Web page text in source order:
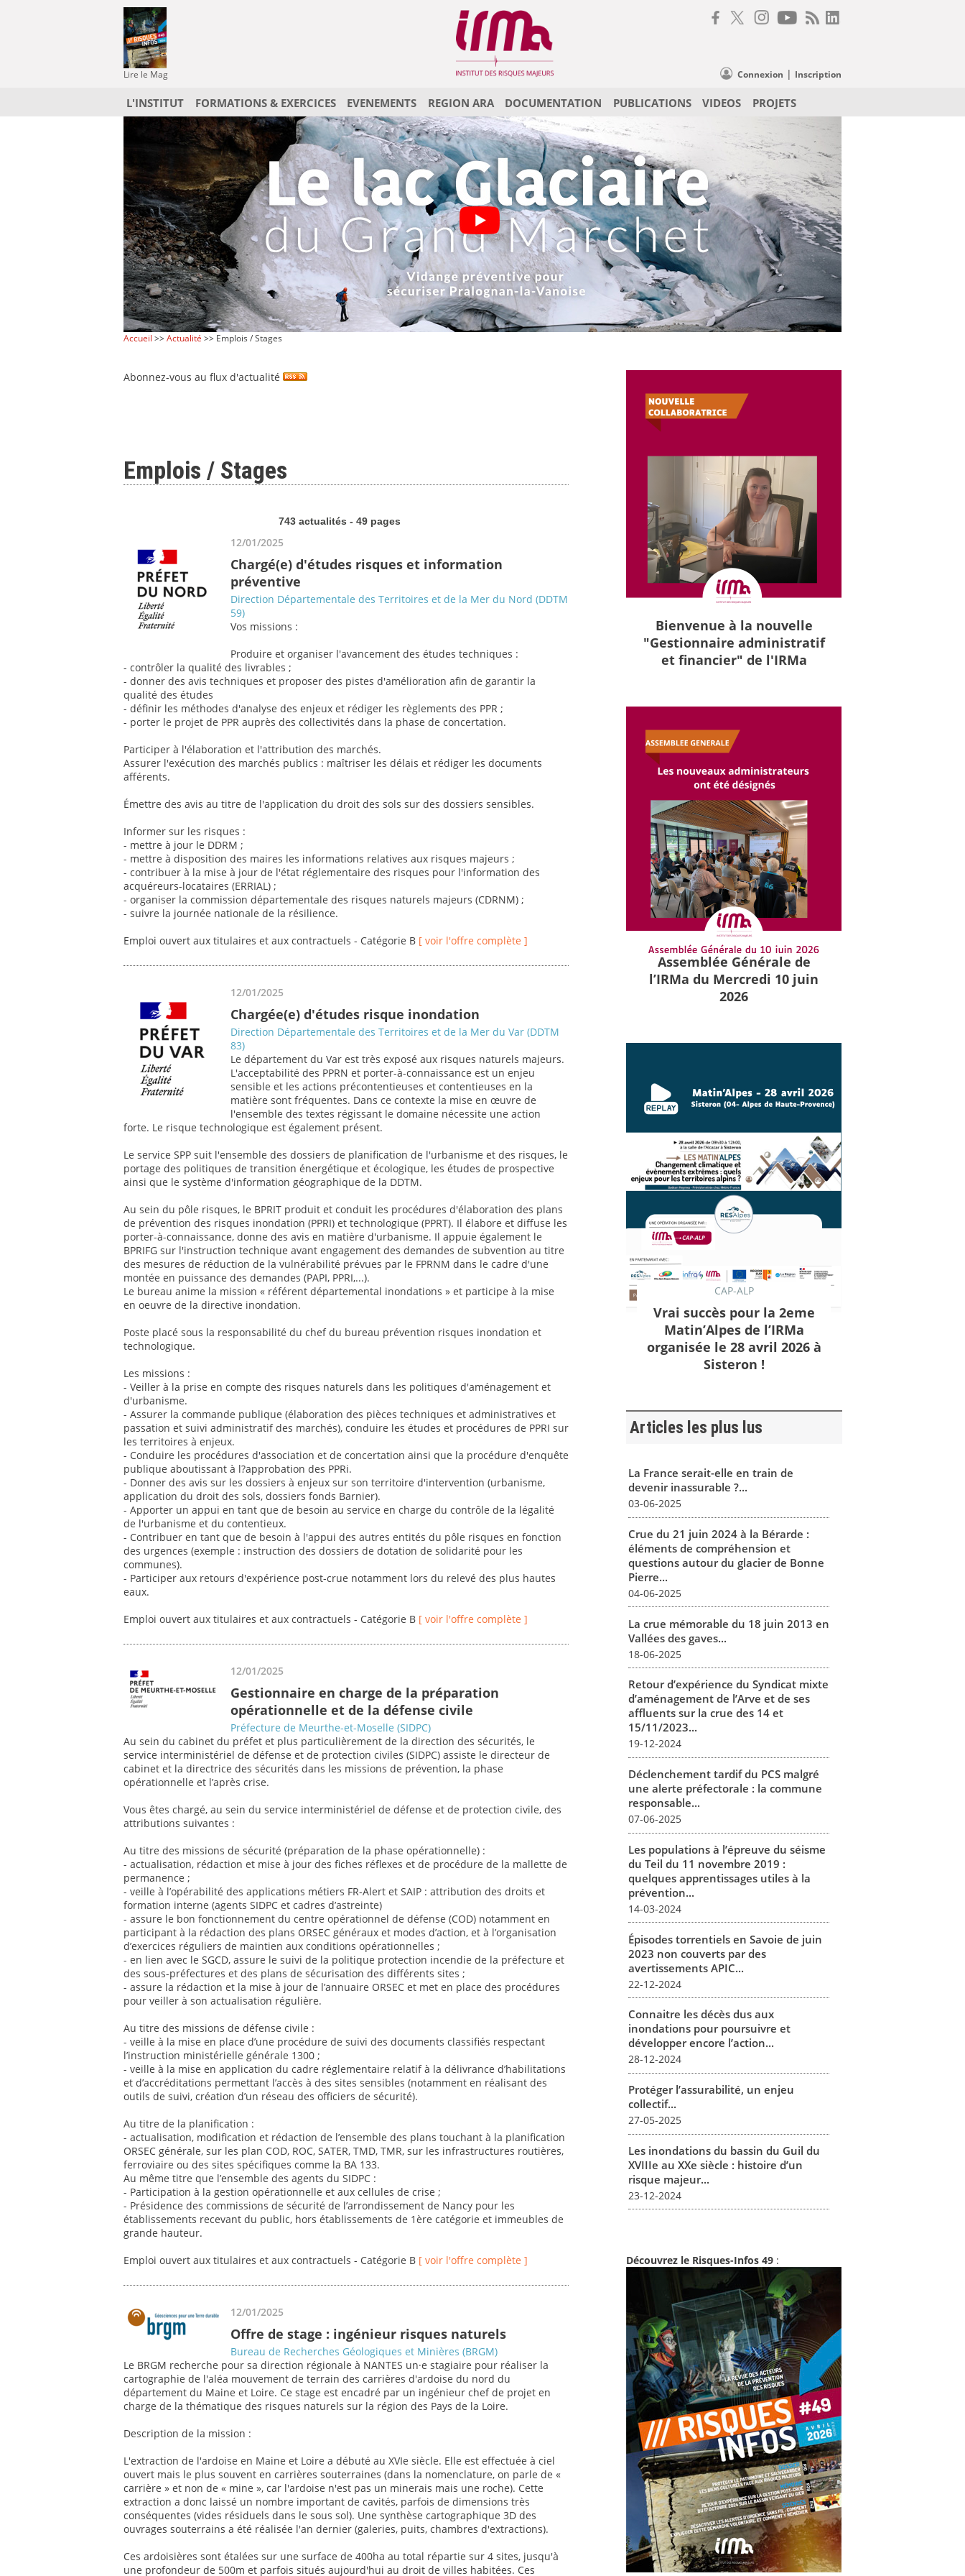
Lire le Mag Connexion | Inscription
L'INSTITUT FORMATIONS & EXERCICES EVENEMENTS REGION ARA DOCUMENTATION PUBLICATIONS VIDEOS PROJETS
Accueil >>Actualité >> Emplois / Stages
Abonnez-vous au flux d'actualité
Emplois / Stages
743 actualités - 49 pages
12/01/2025
Chargé(e) d'études risques et information
préventive
Direction Départementale des Territoires et de la Mer du Nord (DDTM
59)
Vos missions :
Produire et organiser l'avancement des études techniques :
- contrôler la qualité des livrables ;
- donner des avis techniques et proposer des pistes d'amélioration afin de garantir la
qualité des études
- définir les méthodes d'analyse des enjeux et rédiger les règlements des PPR ;
- porter le projet de PPR auprès des collectivités dans la phase de concertation.
Participer à l'élaboration et l'attribution des marchés.
Assurer l'exécution des marchés publics : maîtriser les délais et rédiger les documents
afférents.
Émettre des avis au titre de l'application du droit des sols sur des dossiers sensibles.
Informer sur les risques :
- mettre à jour le DDRM ;
- mettre à disposition des maires les informations relatives aux risques majeurs ;
- contribuer à la mise à jour de l'état réglementaire des risques pour l'information des
acquéreurs-locataires (ERRIAL) ;
- organiser la commission départementale des risques naturels majeurs (CDRNM) ;
- suivre la journée nationale de la résilience.
Emploi ouvert aux titulaires et aux contractuels - Catégorie B [ voir l'offre complète ]
12/01/2025
Chargée(e) d'études risque inondation
Direction Départementale des Territoires et de la Mer du Var (DDTM
83)
Le département du Var est très exposé aux risques naturels majeurs.
L'acceptabilité des PPRN et porter-à-connaissance est un enjeu
sensible et les actions précontentieuses et contentieuses en la
matière sont fréquentes. Dans ce contexte la mise en œuvre de
l'ensemble des textes régissant le domaine nécessite une action
forte. Le risque technologique est également présent.
Le service SPP suit l'ensemble des dossiers de planification de l'urbanisme et des risques, le
portage des politiques de transition énergétique et écologique, les études de prospective
ainsi que le système d'information géographique de la DDTM.
Au sein du pôle risques, le BPRIT produit et conduit les procédures d'élaboration des plans
de prévention des risques inondation (PPRI) et technologique (PPRT). Il élabore et diffuse les
porter-à-connaissance, donne des avis en matière d'urbanisme. Il appuie également le
BPRIFG sur l'instruction technique avant engagement des demandes de subvention au titre
des mesures de réduction de la vulnérabilité prévues par le FPRNM dans le cadre d'une
montée en puissance des demandes (PAPI, PPRI,...).
Le bureau anime la mission « référent départemental inondations » et participe à la mise
en oeuvre de la directive inondation.
Poste placé sous la responsabilité du chef du bureau prévention risques inondation et
technologique.
Les missions :
- Veiller à la prise en compte des risques naturels dans les politiques d'aménagement et
d'urbanisme.
- Assurer la commande publique (élaboration des pièces techniques et administratives et
passation et suivi administratif des marchés), conduire les études et procédures de PPRI sur
les territoires à enjeux.
- Conduire les procédures d'association et de concertation ainsi que la procédure d'enquête
publique aboutissant à l?approbation des PPRi.
- Donner des avis sur les dossiers à enjeux sur son territoire d'intervention (urbanisme,
application du droit des sols, dossiers fonds Barnier).
- Apporter un appui en tant que de besoin au service en charge du contrôle de la légalité
de l'urbanisme et du contentieux.
- Contribuer en tant que de besoin à l'appui des autres entités du pôle risques en fonction
des urgences (exemple : instruction des dossiers de dotation de solidarité pour les
communes).
- Participer aux retours d'expérience post-crue notamment lors du relevé des plus hautes
eaux.
Emploi ouvert aux titulaires et aux contractuels - Catégorie B [ voir l'offre complète ]
12/01/2025
Gestionnaire en charge de la préparation
opérationnelle et de la défense civile
Préfecture de Meurthe-et-Moselle (SIDPC)
Au sein du cabinet du préfet et plus particulièrement de la direction des sécurités, le
service interministériel de défense et de protection civiles (SIDPC) assiste le directeur de
cabinet et la directrice des sécurités dans les missions de prévention, la phase
opérationnelle et l’après crise.
Vous êtes chargé, au sein du service interministériel de défense et de protection civile, des
attributions suivantes :
Au titre des missions de sécurité (préparation de la phase opérationnelle) :
- actualisation, rédaction et mise à jour des fiches réflexes et de procédure de la mallette de
permanence ;
- veille à l’opérabilité des applications métiers FR-Alert et SAIP : attribution des droits et
formation interne (agents SIDPC et cadres d’astreinte)
- assure le bon fonctionnement du centre opérationnel de défense (COD) notamment en
participant à la rédaction des plans ORSEC généraux et modes d’action, et à l’organisation
d’exercices réguliers de maintien aux conditions opérationnelles ;
- en lien avec le SGCD, assure le suivi de la politique protection incendie de la préfecture et
des sous-préfectures et des plans de sécurisation des différents sites ;
- assure la rédaction et la mise à jour de l’annuaire ORSEC et met en place des procédures
pour veiller à son actualisation régulière.
Au titre des missions de défense civile :
- veille à la mise en place d’une procédure de suivi des documents classifiés respectant
l’instruction ministérielle générale 1300 ;
- veille à la mise en application du cadre réglementaire relatif à la délivrance d’habilitations
et d’accréditations permettant l’accès à des sites sensibles (notamment en réalisant des
outils de suivi, création d’un réseau des officiers de sécurité).
Au titre de la planification :
- actualisation, modification et rédaction de l’ensemble des plans touchant à la planification
ORSEC générale, sur les plan COD, ROC, SATER, TMD, TMR, sur les infrastructures routières,
ferroviaire ou des sites spécifiques comme la BA 133.
Au même titre que l’ensemble des agents du SIDPC :
- Participation à la gestion opérationnelle et aux cellules de crise ;
- Présidence des commissions de sécurité de l’arrondissement de Nancy pour les
établissements recevant du public, hors établissements de 1ère catégorie et immeubles de
grande hauteur.
Emploi ouvert aux titulaires et aux contractuels - Catégorie B [ voir l'offre complète ]
12/01/2025
Offre de stage : ingénieur risques naturels
Bureau de Recherches Géologiques et Minières (BRGM)
Le BRGM recherche pour sa direction régionale à NANTES un·e stagiaire pour réaliser la
cartographie de l'aléa mouvement de terrain des carrières d'ardoise du nord du
département du Maine et Loire. Ce stage est encadré par un ingénieur chef de projet en
charge de la thématique des risques naturels sur la région des Pays de la Loire.
Description de la mission :
L'extraction de l'ardoise en Maine et Loire a débuté au XVIe siècle. Elle est effectuée à ciel
ouvert mais le plus souvent en carrières souterraines (dans la nomenclature, on parle de «
carrière » et non de « mine », car l'ardoise n'est pas un minerais mais une roche). Cette
extraction a donc laissé un nombre important de cavités, parfois de dimensions très
conséquentes (vides résiduels dans le sous sol). Une synthèse cartographique 3D des
ouvrages souterrains a été réalisée l'an dernier (galeries, puits, chambres d'extractions).
Ces ardoisières sont étalées sur une surface de 400ha au total répartie sur 4 sites, jusqu'à
une profondeur de 500m et parfois situés aujourd'hui au droit de villes habitées. Ces
Bienvenue à la nouvelle
"Gestionnaire administratif
et financier" de l'IRMa
Assemblée Générale de
l’IRMa du Mercredi 10 juin
2026
CAP-ALP
Vrai succès pour la 2eme
Matin’Alpes de l’IRMa
organisée le 28 avril 2026 à
Sisteron !
Articles les plus lus
La France serait-elle en train de
devenir inassurable ?...
03-06-2025
Crue du 21 juin 2024 à la Bérarde :
éléments de compréhension et
questions autour du glacier de Bonne
Pierre...
04-06-2025
La crue mémorable du 18 juin 2013 en
Vallées des gaves...
18-06-2025
Retour d’expérience du Syndicat mixte
d’aménagement de l’Arve et de ses
affluents sur la crue des 14 et
15/11/2023...
19-12-2024
Déclenchement tardif du PCS malgré
une alerte préfectorale : la commune
responsable...
07-06-2025
Les populations à l’épreuve du séisme
du Teil du 11 novembre 2019 :
quelques apprentissages utiles à la
prévention...
14-03-2024
Épisodes torrentiels en Savoie de juin
2023 non couverts par des
avertissements APIC...
22-12-2024
Connaitre les décès dus aux
inondations pour poursuivre et
développer encore l’action...
28-12-2024
Protéger l’assurabilité, un enjeu
collectif...
27-05-2025
Les inondations du bassin du Guil du
XVIIIe au XXe siècle : histoire d’un
risque majeur...
23-12-2024
Découvrez le Risques-Infos 49 :